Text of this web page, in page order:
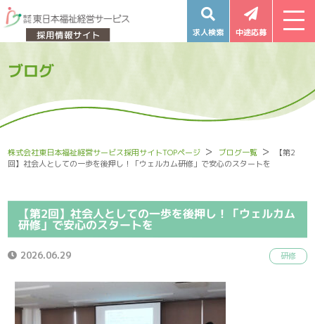
求人検索 中途応募
ブログ
株式会社東日本福祉経営サービス採用サイトTOPページ ブログ一覧
【第2
回】社会人としての一歩を後押し！「ウェルカム研修」で安心のスタートを
【第2回】社会人としての一歩を後押し！「ウェルカム
研修」で安心のスタートを
2026.06.29 研修